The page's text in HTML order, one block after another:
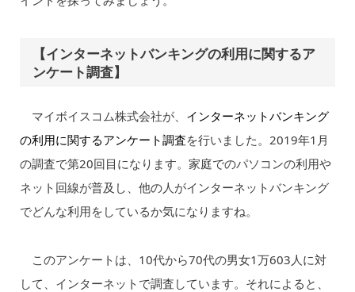
【インターネットバンキングの利用に関するア
ンケート調査】
マイボイスコム株式会社が、 インターネットバンキング
の利用に関するアンケート調査を行いました。2019年1月
の調査で第20回目になります。家庭でのパソコンの利用や
ネット回線が普及し、他の人がインターネットバンキング
でどんな利用をしているか気になりますね。
このアンケートは、10代から70代の男女1万603人に対
して、インターネットで調査しています。それによると、